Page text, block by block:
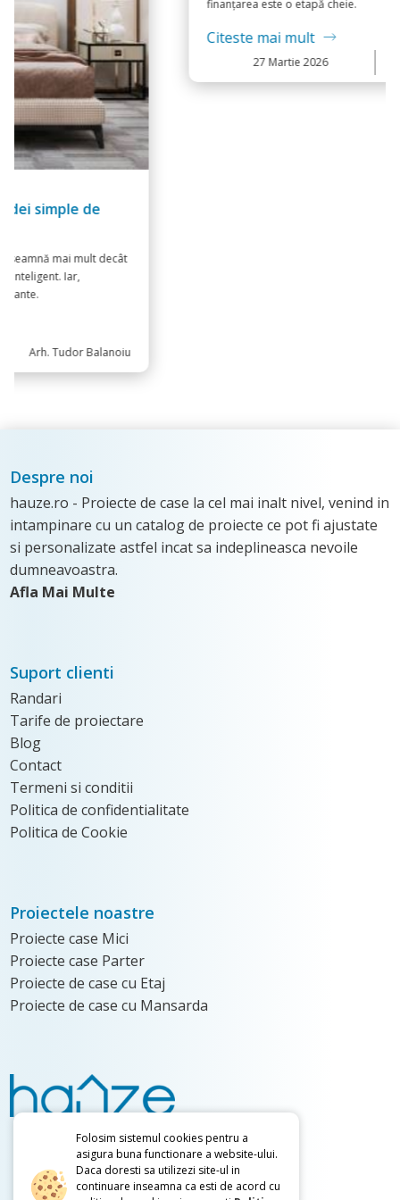
Credit pentru construcția unui proiect casa -
Fie că ai găsit deja inspirație într-o variantă standard sau îți
dorești una dintre acele case moderne cu design contemporan,
finanțarea este o etapă cheie.
27Martie 2026
Despre noi
hauze.ro - Proiecte de case la cel mai inalt nivel, venind in
intampinare cu un catalog de proiecte ce pot fi ajustate
si personalizate astfel incat sa indeplineasca nevoile
dumneavoastra.
Afla Mai Multe
Suport clienti
Randari
Tarife de proiectare
Blog
Contact
Termeni si conditii
Politica de confidentialitate
Politica de Cookie
Proiectele noastre
Proiecte case Mici
Proiecte case Parter
Proiecte de case cu Etaj
Proiecte de case cu Mansarda
0736.480.048
0728.873.254
Folosim sistemul cookies pentru a
asigura buna functionare a website-ului.
Daca doresti sa utilizezi site-ul in
continuare inseamna ca esti de acord cu